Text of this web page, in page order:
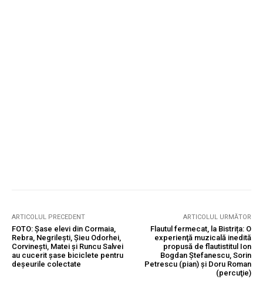
ARTICOLUL PRECEDENT
FOTO: Șase elevi din Cormaia,
Rebra, Negrilești, Șieu Odorhei,
Corvinești, Matei și Runcu Salvei
au cucerit șase biciclete pentru
deșeurile colectate
ARTICOLUL URMĂTOR
Flautul fermecat, la Bistrița: O
experienţă muzicală inedită
propusă de flautistitul Ion
Bogdan Ştefanescu, Sorin
Petrescu (pian) și Doru Roman
(percuţie)